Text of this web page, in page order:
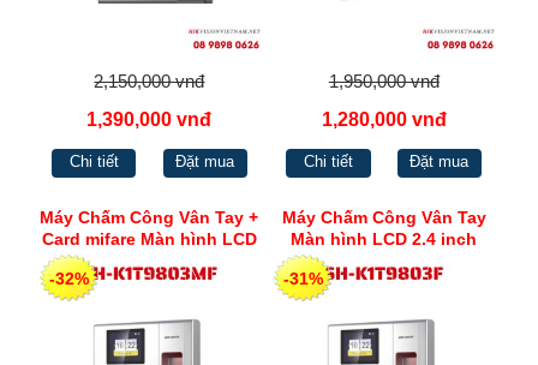
2,150,000 vnđ
1,390,000 vnđ
Chi tiết Đặt mua
1,950,000 vnđ
1,280,000 vnđ
Chi tiết Đặt mua
Máy Chấm Công Vân Tay +
Card mifare Màn hình LCD
2.4 inch Hikvision SH-
K1T9803MF
-32%
Máy Chấm Công Vân Tay
Màn hình LCD 2.4 inch
Hikvision SH-K1T9803F
-31%